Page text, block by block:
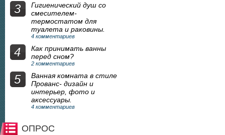
3
Гигиенический душ со
смесителем-
термостатом для
туалета и раковины.
4 комментариев
4
Как принимать ванны
перед сном?
2 комментариев
5
Ванная комната в стиле
Прованс- дизайн и
интерьер, фото и
аксессуары.
4 комментариев
ОПРОС